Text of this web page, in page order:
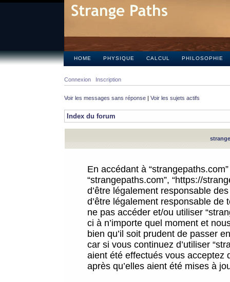
HOME PHYSIQUE CALCUL PHILOSOPHIE
Connexion Inscription
Voir les messages sans réponse | Voir les sujets actifs
Index du forum
En accédant à
“strangepaths.com”, “https://
d’être légalement responsable
d’être légalement responsable
ne pas accéder et/ou utiliser
ci à n’importe quel moment et
bien qu’il soit prudent de passer
car si vous continuez d’utiliser
aient été effectués vous acceptez
après qu’elles aient été mises à